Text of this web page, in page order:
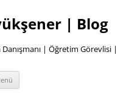
| Blog
| Öğretim Görevlisi |